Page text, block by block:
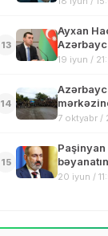
13
Ayxan
üçün
19 iyun /
14
7 oktyabr /
15
20 iyun /